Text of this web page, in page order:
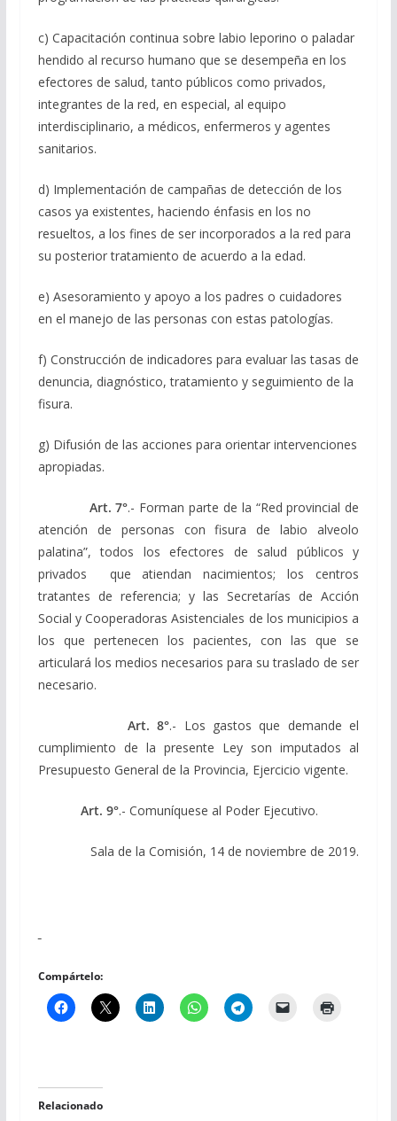
c) Capacitación continua sobre labio leporino o paladar
hendido al recurso humano que se desempeña en los
efectores de salud, tanto públicos como privados,
integrantes de la red, en especial, al equipo
interdisciplinario, a médicos, enfermeros y agentes
sanitarios.
d) Implementación de campañas de detección de los
casos ya existentes, haciendo énfasis en los no
resueltos, a los fines de ser incorporados a la red para
su posterior tratamiento de acuerdo a la edad.
e) Asesoramiento y apoyo a los padres o cuidadores
en el manejo de las personas con estas patologías.
f) Construcción de indicadores para evaluar las tasas de
denuncia, diagnóstico, tratamiento y seguimiento de la
fisura.
g) Difusión de las acciones para orientar intervenciones
apropiadas.
Art. 7°.- Forman parte de la “Red provincial de
atención de personas con fisura de labio alveolo
palatina”, todos los efectores de salud públicos y
privados que atiendan nacimientos; los centros
tratantes de referencia; y las Secretarías de Acción
Social y Cooperadoras Asistenciales de los municipios a
los que pertenecen los pacientes, con las que se
articulará los medios necesarios para su traslado de ser
necesario.
Art. 8°.- Los gastos que demande el
cumplimiento de la presente Ley son imputados al
Presupuesto General de la Provincia, Ejercicio vigente.
Art. 9°.- Comuníquese al Poder Ejecutivo.
Sala de la Comisión, 14 de noviembre de 2019.
Compártelo:
Relacionado